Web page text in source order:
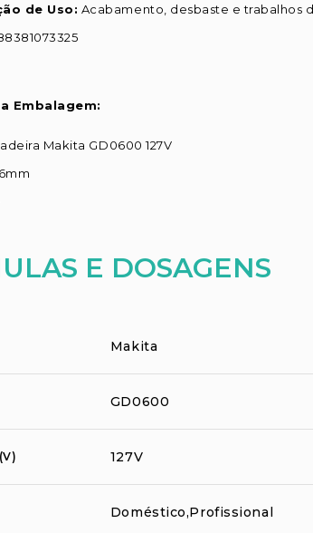
de Uso: Acabamento, desbaste e trabalhos
Embalagem:
Makita GD0600 127V
E DOSAGENS
Makita
GD0600
127V
Doméstico,Profissional